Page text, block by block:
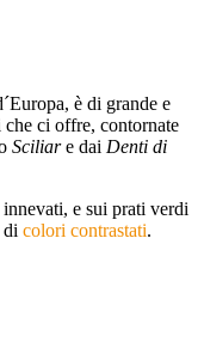
è di grande e
che ci offre, contornate
Sciliare dai Denti di
innevati, e sui prati verdi
di colori contrastati.